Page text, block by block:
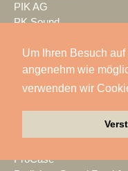
Um Ihren Besuch
angenehm wie
verwenden wir
PIK AG
PK Sound
Point Source Audio
POOLgroup
PowerLightsAugsburg
PRG
ProCase